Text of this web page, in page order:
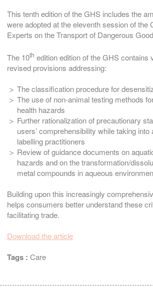
This tenth edition of the GHS includes the
were adopted at the eleventh session of the
Experts on the Transport of Dangerous
The 10th edition edition of the GHS contains
revised provisions addressing:
The classification procedure for
The use of non-animal testing methods
health hazards
Further rationalization of precautionary
users’ comprehensibility while taking
labelling practitioners
Review of guidance documents on
hazards and on the transformation/
metal compounds in aqueous
Building upon this increasingly
helps consumers better understand these
facilitating trade.
Download the article
Tags : Care